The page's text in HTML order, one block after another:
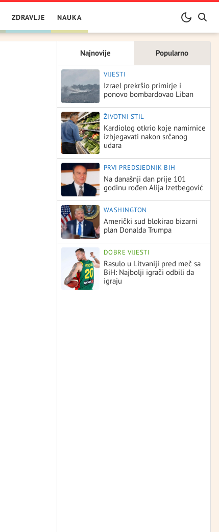
ZDRAVLJE NAUKA
Najnovije Popularno
VIJESTI
Izrael prekršio primirje i
ponovo bombardovao Liban
ŽIVOTNI STIL
Kardiolog otkrio koje namirnice
izbjegavati nakon srčanog
udara
PRVI PREDSJEDNIK BIH
Na današnji dan prije 101
godinu rođen Alija Izetbegović
WASHINGTON
Američki sud blokirao bizarni
plan Donalda Trumpa
DOBRE VIJESTI
Rasulo u Litvaniji pred meč sa
BiH: Najbolji igrači odbili da
igraju